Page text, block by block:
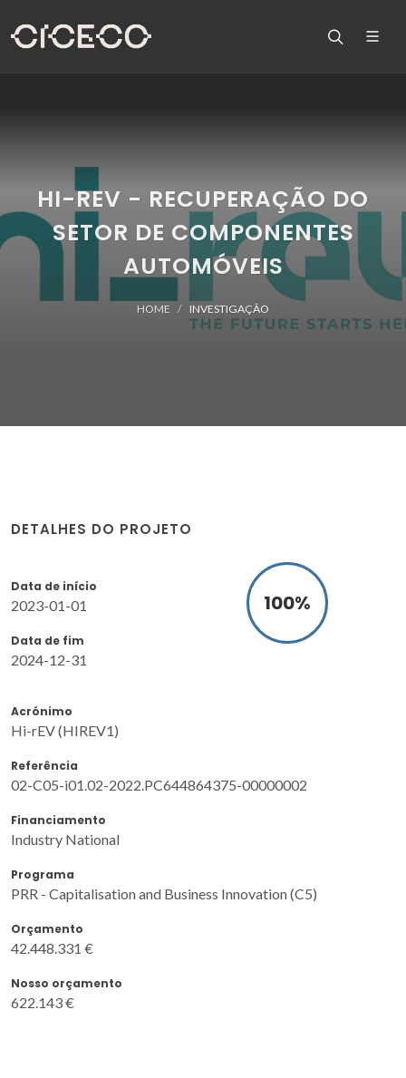
HI-REV - RECUPERAÇÃO DO
SETOR DE COMPONENTES
AUTOMÓVEIS
HOME INVESTIGAÇÃO
DETALHES DO PROJETO
Data de início
2023-01-01
Data de fim
2024-12-31
100%
Acrónimo
Hi-rEV (HIREV1)
Referência
02-C05-i01.02-2022.PC644864375-00000002
Financiamento
Industry National
Programa
PRR - Capitalisation and Business Innovation (C5)
Orçamento
42.448.331 €
Nosso orçamento
622.143 €